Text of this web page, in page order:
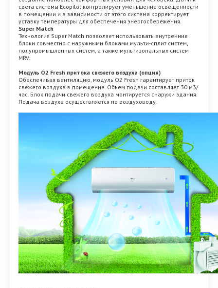
света системы Ecopilot контролирует уменьшение освещенности
в помещении и в зависимости от этого система корректирует
уставку температуры для обеспечения энергосбережения.
Super Match
Технология Super Match позволяет использовать внутренние
блоки совместно с наружными блоками мульти-сплит систем,
полупромышленных систем, а также мультизональных систем
MRV.
Модуль O2 Fresh притока свежего воздуха (опция)
Обеспечивая вентиляцию, модуль O2 Fresh гарантирует приток
свежего воздуха в помещение. Объем подачи составляет 30 м3/
час. Блок подачи свежего воздуха монтируется снаружи здания.
Подача воздуха осуществляется по воздуховоду.